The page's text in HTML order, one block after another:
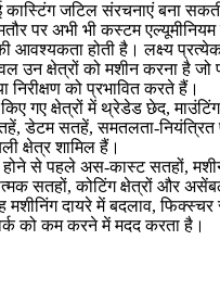
कास्टिंग जटिल संरचनाएं बना
पर अभी भीकस्टम
आवश्यकता होती है। लक्ष्य
उन क्षेत्रों को मशीन करना है जो
निरीक्षण को प्रभावित करते हैं।
किए गए क्षेत्रों में थ्रेडेड छेद,
डेटम सतहें, समतलता-
क्षेत्र शामिल हैं।
होने से पहले अस-कास्ट सतहों,
सतहों, कोटिंग क्षेत्रों और
मशीनिंग दायरे में बदलाव,
को कम करने में मदद करता है।